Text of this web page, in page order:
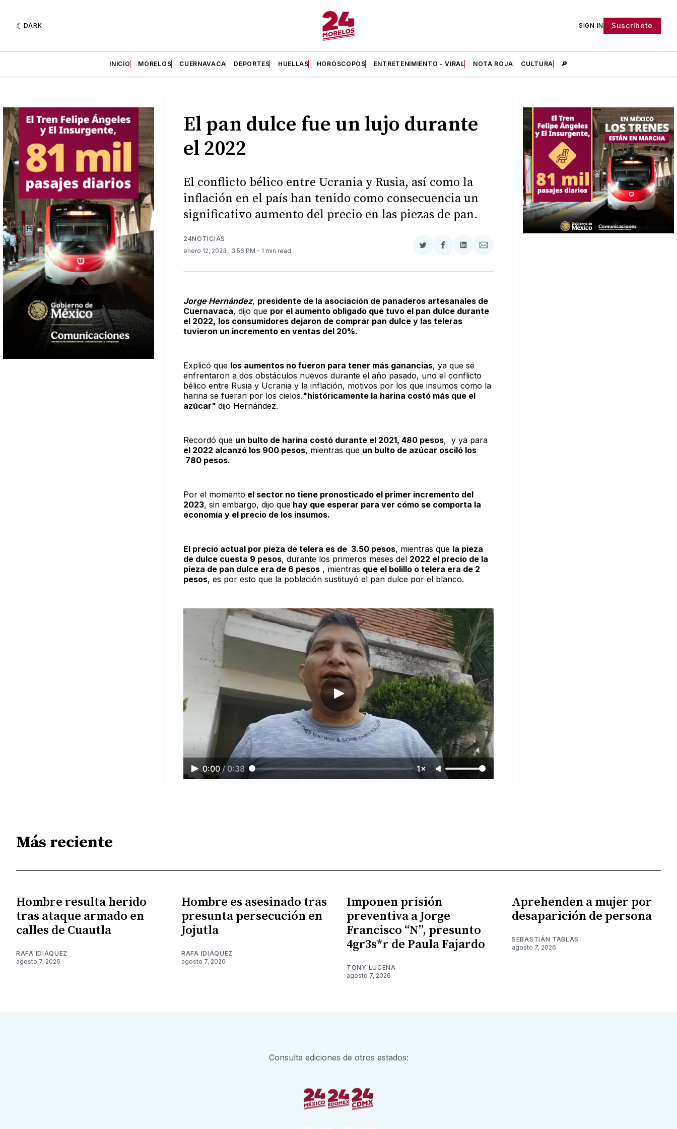
DARK SIGN IN Suscríbete
INICIO MORELOS CUERNAVACA DEPORTES HUELLAS HORÓSCOPOS ENTRETENIMIENTO - VIRAL NOTA ROJA CULTURA 🔎
El pan dulce fue un lujo durante
el 2022
El conflicto bélico entre Ucrania y Rusia, así como la
inflación en el país han tenido como consecuencia un
significativo aumento del precio en las piezas de pan.
24NOTICIAS
enero 12, 2023 . 3:56 PM - 1 min read
Compartir
Twitter
Compartir
Facebook
Compartir
LinkedIn
Compartir
Email
Jorge Hernández, presidente de la asociación de panaderos artesanales de
Cuernavaca, dijo que por el aumento obligado que tuvo el pan dulce durante
el 2022, los consumidores dejaron de comprar pan dulce y las teleras
tuvieron un incremento en ventas del 20%.
Explicó que los aumentos no fueron para tener más ganancias, ya que se
enfrentaron a dos obstáculos nuevos durante el año pasado, uno el conflicto
bélico entre Rusia y Ucrania y la inflación, motivos por los que insumos como la
harina se fueran por los cielos."históricamente la harina costó más que el
azúcar" dijo Hernández.
Recordó que un bulto de harina costó durante el 2021, 480 pesos, y ya para
el 2022 alcanzó los 900 pesos, mientras que un bulto de azúcar osciló los
780 pesos.
Por el momento el sector no tiene pronosticado el primer incremento del
2023, sin embargo, dijo quehay que esperar para ver cómo se comporta la
economía y el precio de los insumos.
El precio actual por pieza de telera es de 3.50 pesos, mientras que la pieza
de dulce cuesta 9 pesos, durante los primeros meses del 2022 el precio de la
pieza de pan dulce era de 6 pesos, mientras que el bolillo o telera era de 2
pesos, es por esto que la población sustituyó el pan dulce por el blanco.
0:00 / 0:38 1×
Más reciente
Hombre resulta herido
tras ataque armado en
calles de Cuautla
RAFA IDIÁQUEZ
agosto 7, 2026
Hombre es asesinado tras
presunta persecución en
Jojutla
RAFA IDIÁQUEZ
agosto 7, 2026
Imponen prisión
preventiva a Jorge
Francisco “N”, presunto
4gr3s*r de Paula Fajardo
TONY LUCENA
agosto 7, 2026
Aprehenden a mujer por
desaparición de persona
SEBASTIÁN TABLAS
agosto 7, 2026
Consulta ediciones de otros estados: